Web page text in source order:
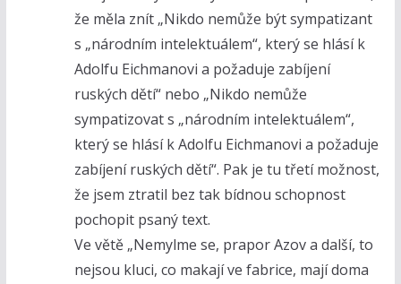
že měla znít „Nikdo nemůže být sympatizant
s „národním intelektuálem“, který se hlásí k
Adolfu Eichmanovi a požaduje zabíjení
ruských dětí“ nebo „Nikdo nemůže
sympatizovat s „národním intelektuálem“,
který se hlásí k Adolfu Eichmanovi a požaduje
zabíjení ruských dětí“. Pak je tu třetí možnost,
že jsem ztratil bez tak bídnou schopnost
pochopit psaný text.
Ve větě „Nemylme se, prapor Azov a další, to
nejsou kluci, co makají ve fabrice, mají doma